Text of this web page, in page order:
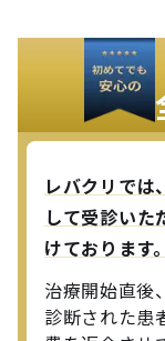
レバクリでは
して受診いた
けております。
治療開始直後
診断された患